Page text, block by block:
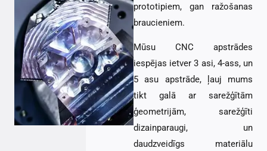
prototipiem, gan ražošanas
braucieniem.
Mūsu CNC apstrādes
iespējas ietver 3 asi, 4-ass, un
5 asu apstrāde, ļauj mums
tikt galā ar sarežģītām
ģeometrijām, sarežģīti
dizainparaugi, un
daudzveidīgs materiālu